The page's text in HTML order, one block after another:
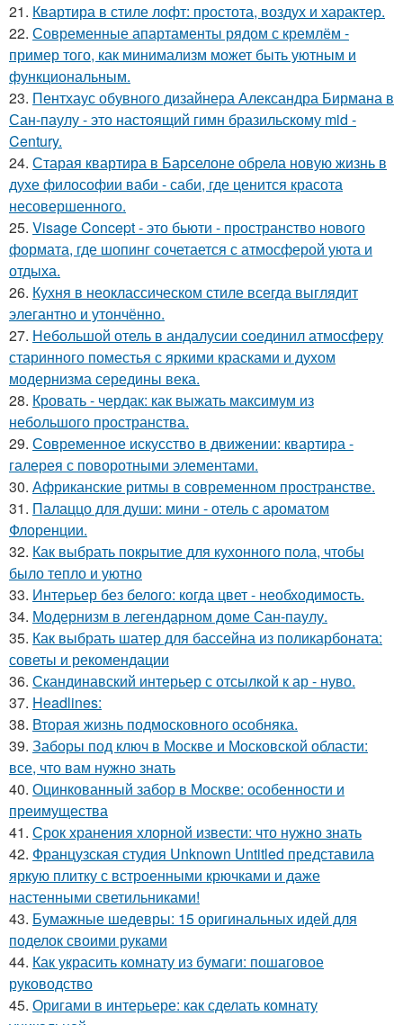
21. Квартира в стиле лофт: простота, воздух и характер.
22. Современные апартаменты рядом с кремлём -
пример того, как минимализм может быть уютным и
функциональным.
23. Пентхаус обувного дизайнера Александра Бирмана в
Сан-паулу - это настоящий гимн бразильскому mid -
Century.
24. Старая квартира в Барселоне обрела новую жизнь в
духе философии ваби - саби, где ценится красота
несовершенного.
25. Visage Concept - это бьюти - пространство нового
формата, где шопинг сочетается с атмосферой уюта и
отдыха.
26. Кухня в неоклассическом стиле всегда выглядит
элегантно и утончённо.
27. Небольшой отель в андалусии соединил атмосферу
старинного поместья с яркими красками и духом
модернизма середины века.
28. Кровать - чердак: как выжать максимум из
небольшого пространства.
29. Современное искусство в движении: квартира -
галерея с поворотными элементами.
30. Африканские ритмы в современном пространстве.
31. Палаццо для души: мини - отель с ароматом
Флоренции.
32. Как выбрать покрытие для кухонного пола, чтобы
было тепло и уютно
33. Интерьер без белого: когда цвет - необходимость.
34. Модернизм в легендарном доме Сан-паулу.
35. Как выбрать шатер для бассейна из поликарбоната:
советы и рекомендации
36. Скандинавский интерьер с отсылкой к ар - нуво.
37. Headlines:
38. Вторая жизнь подмосковного особняка.
39. Заборы под ключ в Москве и Московской области:
все, что вам нужно знать
40. Оцинкованный забор в Москве: особенности и
преимущества
41. Срок хранения хлорной извести: что нужно знать
42. Французская студия Unknown Untitled представила
яркую плитку с встроенными крючками и даже
настенными светильниками!
43. Бумажные шедевры: 15 оригинальных идей для
поделок своими руками
44. Как украсить комнату из бумаги: пошаговое
руководство
45. Оригами в интерьере: как сделать комнату